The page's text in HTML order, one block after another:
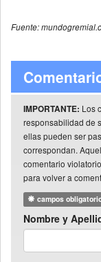
Fuente:
IMPORTANTE: Los
responsabilidad de
ellas pueden ser
correspondan.
comentario
para volver a
campos
Nombre y